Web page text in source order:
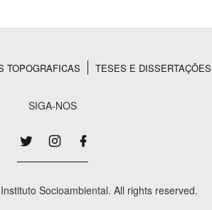
TOPOGRAFICAS TESES E DISSERTAÇÕES
SIGA-NOS
Socioambiental. All rights reserved.